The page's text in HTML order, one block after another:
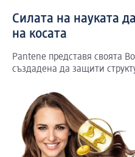
Силата на науката
на косата
Pantene представя своята
създадена да защити